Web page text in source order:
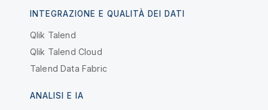
INTEGRAZIONE E QUALITÀ DEI DATI
Qlik Talend
Qlik Talend Cloud
Talend Data Fabric
ANALISI E IA